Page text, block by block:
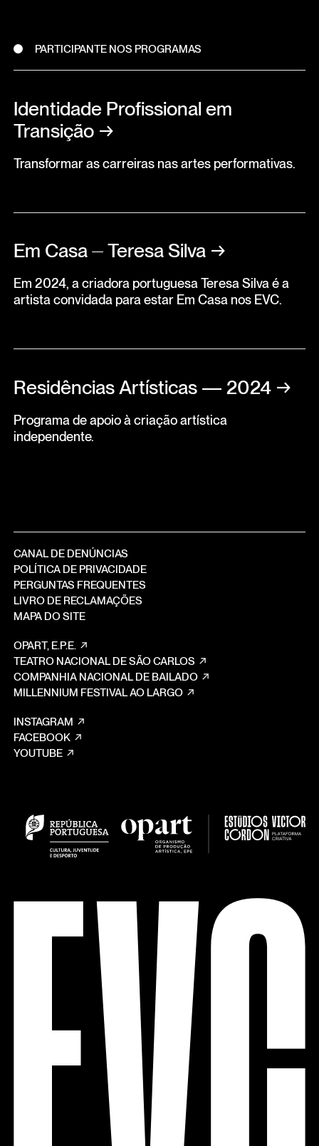
PARTICIPANTE NOS PROGRAMAS
Identidade Profissional em
Transição →
Transformar as carreiras nas artes performativas.
Em Casa ⏤ Teresa Silva →
Em 2024, a criadora portuguesa Teresa Silva é a
artista convidada para estar Em Casa nos EVC.
Residências Artísticas — 2024 →
Programa de apoio à criação artística
independente.
CANAL DE DENÚNCIAS
POLÍTICA DE PRIVACIDADE
PERGUNTAS FREQUENTES
LIVRO DE RECLAMAÇÕES
MAPA DO SITE
OPART, E.P.E.
TEATRO NACIONAL DE SÃO CARLOS
COMPANHIA NACIONAL DE BAILADO
MILLENNIUM FESTIVAL AO LARGO
INSTAGRAM
FACEBOOK
YOUTUBE